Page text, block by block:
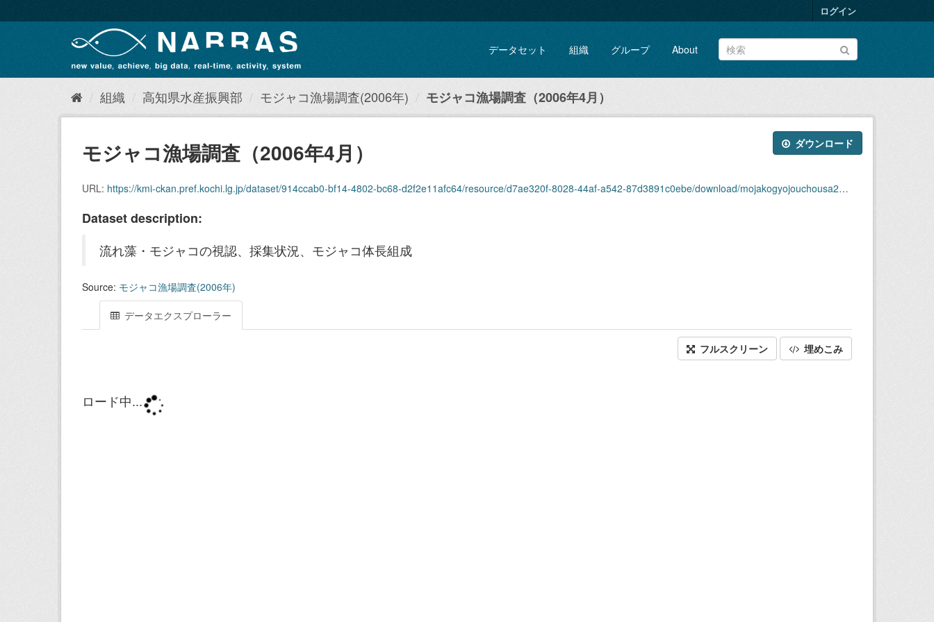
キ
て
ログイン
データセット 組織 グループ About
組織 高知県水産振興部 モジャコ漁場調査(2006年) モジャコ漁場調査（2006年4月）
ダウンロード
モジャコ漁場調査（2006年4月）
URL: https://kmi-ckan.pref.kochi.lg.jp/dataset/914ccab0-bf14-4802-bc68-d2f2e11afc64/resource/d7ae320f-8028-44af-a542-87d3891c0ebe/download/mojakogyojouchousa2006-4.xlsx
Dataset description:
流れ藻・モジャコの視認、採集状況、モジャコ体長組成
Source: モジャコ漁場調査(2006年)
データエクスプローラー
フルスクリーン 埋めこみ